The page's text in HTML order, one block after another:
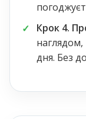
Крок 4.
наглядом,
дня. Без